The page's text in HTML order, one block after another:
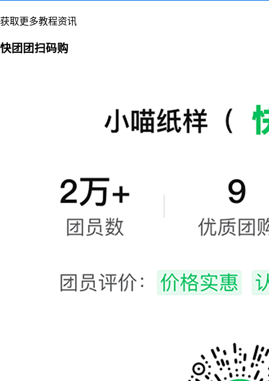
获取更多教程资讯
快团团扫码购